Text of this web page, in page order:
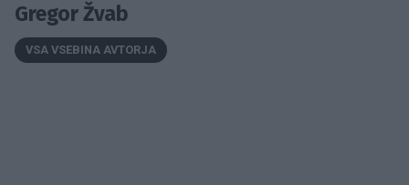
Gregor Žvab
VSA VSEBINA AVTORJA